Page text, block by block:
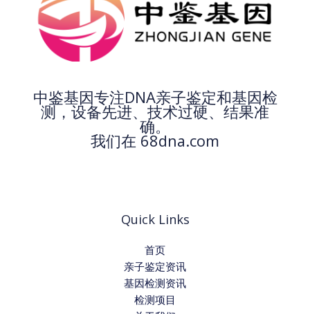
中鉴基因专注DNA亲子鉴定和基因检
测，设备先进、技术过硬、结果准
确。
我们在 68dna.com
Quick Links
首页
亲子鉴定资讯
基因检测资讯
检测项目